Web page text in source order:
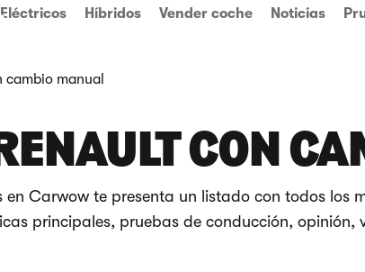
Eléctricos Híbridos Vender coche Noticias
cambio manual
CON
en Carwow te presenta un listado con todos los
principales, pruebas de conducción, opinión,